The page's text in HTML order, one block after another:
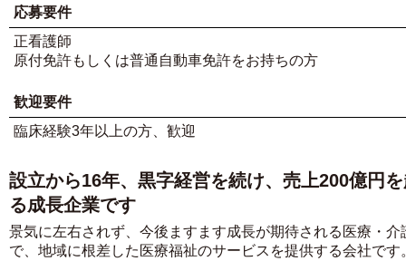
応募要件
正看護師
原付免許もしくは普通自動車免許をお持ちの方
歓迎要件
臨床経験3年以上の方、歓迎
設立から16年、黒字経営を続け、売上200億円
る成長企業です
景気に左右されず、今後ますます成長が期待される医療・介
で、地域に根差した医療福祉のサービスを提供する会社です